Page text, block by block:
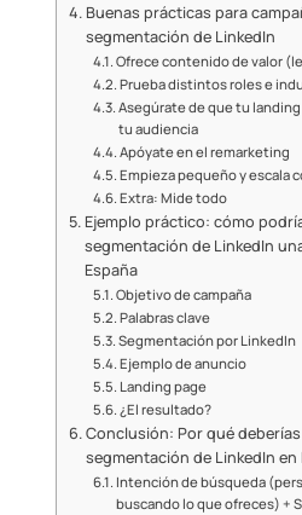
Buenas prácticas para
segmentación de LinkedIn
Ofrece contenido de valor
Prueba distintos roles e
Asegúrate de que tu
tu audiencia
Apóyate en el remarketing
Empieza pequeño y escala
Extra: Mide todo
Ejemplo práctico: cómo
segmentación de LinkedIn
España
Objetivo de campaña
Palabras clave
Segmentación por LinkedIn
Ejemplo de anuncio
Landing page
¿El resultado?
Conclusión: Por qué
segmentación de LinkedIn en
Intención de búsqueda
buscando lo que ofreces) +